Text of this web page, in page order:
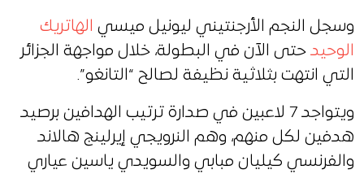
وسجل النجم الأرجنتيني ليونيل ميسي الهاتريك
الوحيد حتى الآن في البطولة، خلال مواجهة الجزائر
التي انتهت بثلاثية نظيفة لصالح “التانغو”.
ويتواجد 7 لاعبين في صدارة ترتيب الهدافين برصيد
هدفين لكل منهم، وهم النرويجي إيرلينج هالاند
والفرنسي كيليان مبابي والسويدي ياسين عياري